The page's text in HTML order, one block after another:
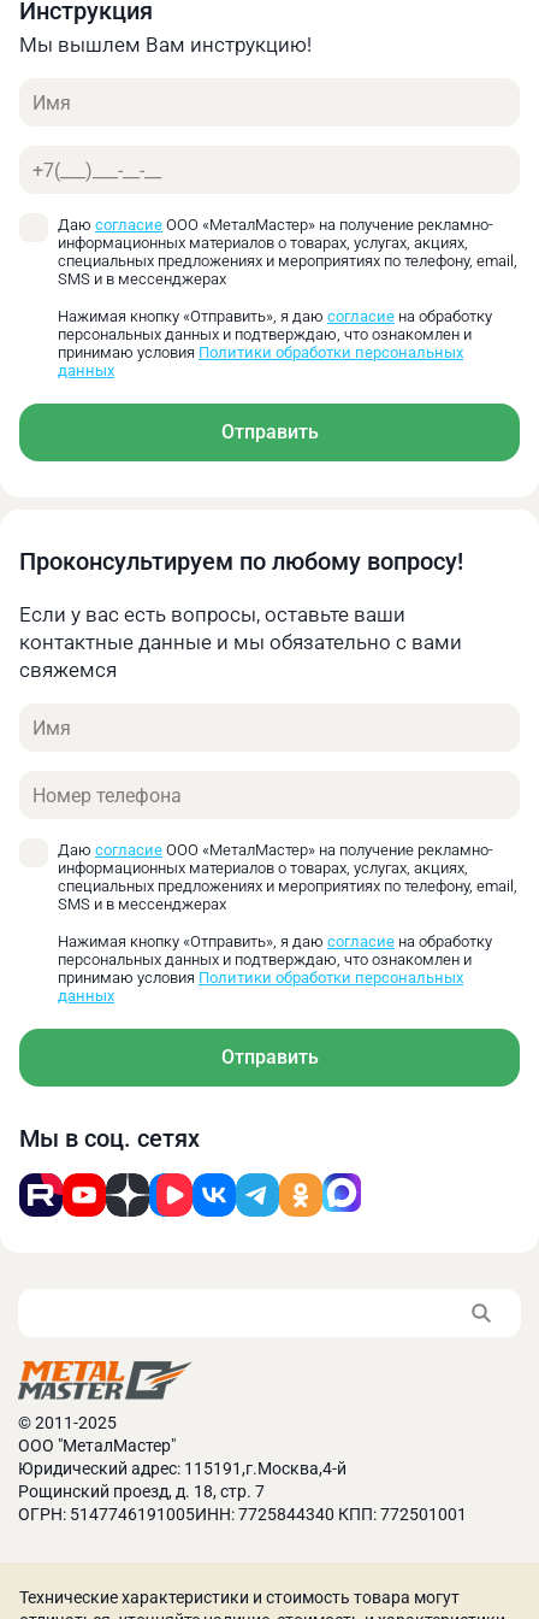
Онлайн калькулятор позволяет быстро получить
предварительную оценку стоимости своего заказа.
необходимых характеристик.
Инструкция
Мы вышлем Вам инструкцию!
Имя
Телефон
Даю согласие ООО «МеталМастер» на получение рекламно-
информационных материалов о товарах, услугах, акциях,
специальных предложениях и мероприятиях по телефону, email,
SMS и в мессенджерах
Нажимая кнопку «Отправить», я даю согласие на обработку
персональных данных и подтверждаю, что ознакомлен и
принимаю условия Политики обработки персональных
данных
Отправить
Проконсультируем по любому вопросу!
Если у вас есть вопросы, оставьте ваши
контактные данные и мы обязательно с вами
свяжемся
Имя
Телефон
Даю согласие ООО «МеталМастер» на получение рекламно-
информационных материалов о товарах, услугах, акциях,
специальных предложениях и мероприятиях по телефону, email,
SMS и в мессенджерах
Нажимая кнопку «Отправить», я даю согласие на обработку
персональных данных и подтверждаю, что ознакомлен и
принимаю условия Политики обработки персональных
данных
Отправить
Мы в соц. сетях
© 2011-2025
ООО "МеталМастер"
Юридический адрес: 115191,г.Москва,4-й
Рощинский проезд, д. 18, стр. 7
ОГРН: 5147746191005ИНН: 7725844340 КПП: 772501001
Технические характеристики и стоимость товара могут